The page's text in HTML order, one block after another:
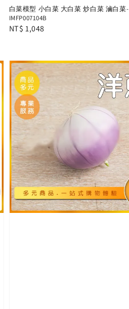
白菜模型 小白菜 大白菜 炒白菜 滷白菜-
IMFP007104B
Regular
NT$ 1,048